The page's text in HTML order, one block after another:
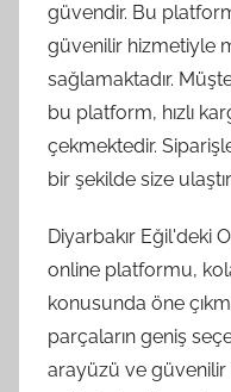
güvendir. Bu
güvenilir hizmetiyle
sağlamaktadır.
bu platform, hızlı
çekmektedir.
bir şekilde size
Diyarbakır Eğil'deki
online platformu,
konusunda öne
parçaların geniş
arayüzü ve güvenilir